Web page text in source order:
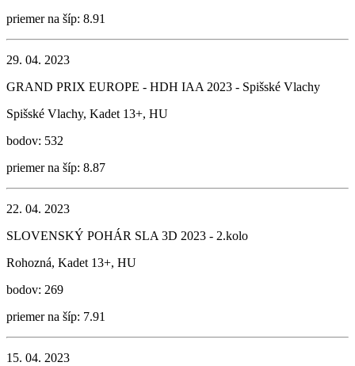
priemer na šíp: 8.91
29. 04. 2023
GRAND PRIX EUROPE - HDH IAA 2023 - Spišské Vlachy
Spišské Vlachy, Kadet 13+, HU
bodov: 532
priemer na šíp: 8.87
22. 04. 2023
SLOVENSKÝ POHÁR SLA 3D 2023 - 2.kolo
Rohozná, Kadet 13+, HU
bodov: 269
priemer na šíp: 7.91
15. 04. 2023